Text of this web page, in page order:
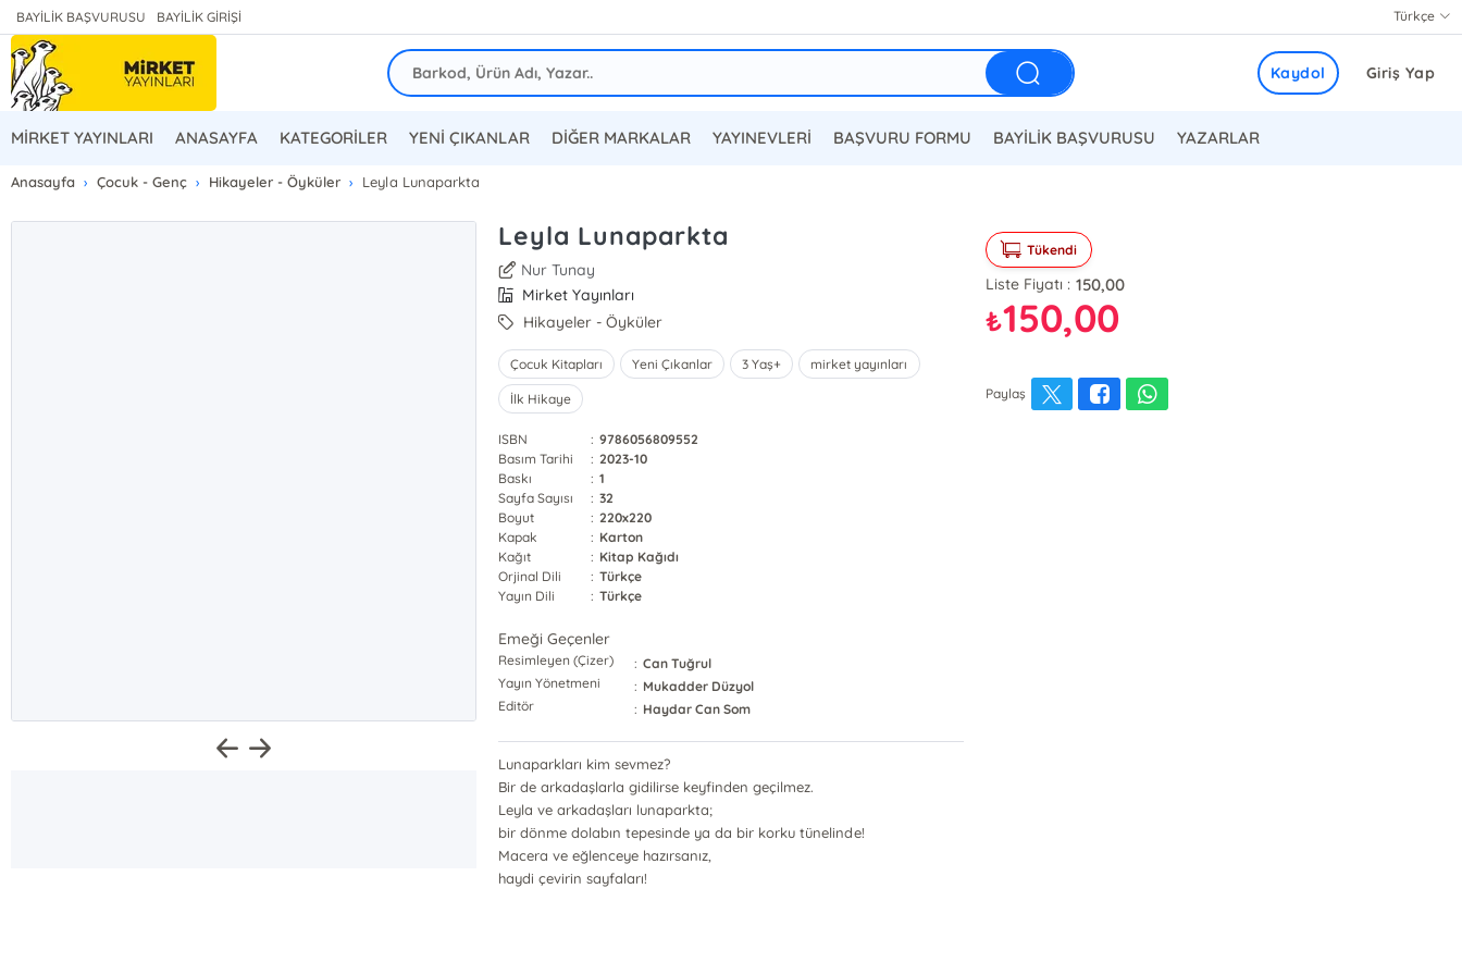
BAYİLİK BAŞVURUSU BAYİLİK GİRİŞİ Türkçe
Giriş Yap
Kaydol
MİRKET YAYINLARI ANASAYFA KATEGORİLER YENİ ÇIKANLAR DİĞER MARKALAR YAYINEVLERİ BAŞVURU FORMU BAYİLİK BAŞVURUSU YAZARLAR
Anasayfa Çocuk - Genç Hikayeler - Öyküler Leyla Lunaparkta
Leyla Lunaparkta
Nur Tunay
Mirket Yayınları
Hikayeler - Öyküler
Çocuk Kitapları Yeni Çıkanlar 3 Yaş+ mirket yayınları
İlk Hikaye
ISBN : 9786056809552
Basım Tarihi
: 2023-10
Baskı
: 1
Sayfa Sayısı
: 32
Boyut
: 220x220
Kapak
: Karton
Kağıt
: Kitap Kağıdı
Orjinal Dili
: Türkçe
Yayın Dili
: Türkçe
Emeği Geçenler
Resimleyen (Çizer) : Can Tuğrul
Yayın Yönetmeni
: Mukadder Düzyol
Editör
: Haydar Can Som
Lunaparkları kim sevmez?
Bir de arkadaşlarla gidilirse keyfinden geçilmez.
Leyla ve arkadaşları lunaparkta;
bir dönme dolabın tepesinde ya da bir korku tünelinde!
Macera ve eğlenceye hazırsanız,
haydi çevirin sayfaları!
Tükendi
Liste Fiyatı : 150,00
₺150,00
Paylaş